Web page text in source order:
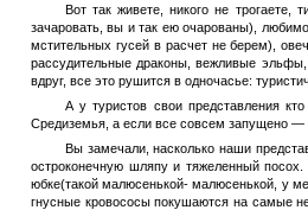
Вот так живете, никого не трогаете,
зачаровать, вы и так ею очарованы),
мстительных гусей в расчет не берем),
рассудительные драконы, вежливые
вдруг, все это рушится в одночасье:
А у туристов свои представления
Средиземья, а если все совсем запущено —
Вы замечали, насколько наши
остроконечную шляпу и тяжеленный
юбке(такой малюсенькой- малюсенькой, у
гнусные кровососы покушаются на самые